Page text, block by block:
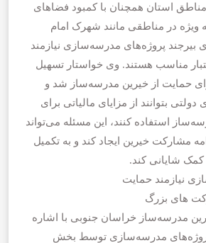
استان همچنان با کمبود فضاهای
ویژه در مناطقی مانند شهرک امام
بیرجند پروژه‌های مدرسه‌سازی نیازمند
مناسب هستند. وی خواستار تسهیل
حمایت از خیرین مدرسه‌ساز شد و
بتوانند از مزایای مالیاتی برای
استفاده کنند، این مسئله می‌تواند
مشارکت خیرین ایجاد کند و به تکمیل
کمک شایانی کند.
نیازمند حمایت
های بزرگ
مدرسه‌ساز خراسان جنوبی با اشاره
پروژه‌های مدرسه‌سازی توسط بخش